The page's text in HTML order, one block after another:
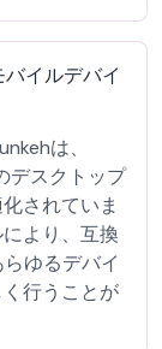
イルデバイ
は、
デスクトップ
されていま
より、互換
ゆるデバイ
行うことが